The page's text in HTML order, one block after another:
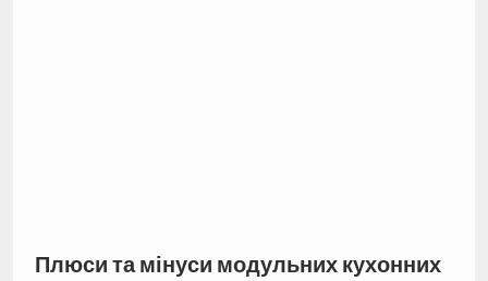
Плюси та мінуси модульних кухонних